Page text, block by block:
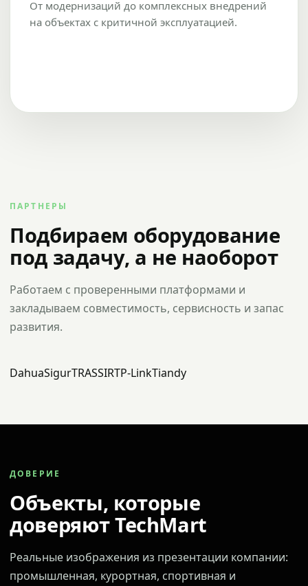
От модернизаций до комплексных внедрений
на объектах с критичной эксплуатацией.
ПАРТНЕРЫ
Подбираем оборудование
под задачу, а не наоборот
Работаем с проверенными платформами и
закладываем совместимость, сервисность и запас
развития.
DahuaSigurTRASSIRTP-LinkTiandy
ДОВЕРИЕ
Объекты, которые
доверяют TechMart
Реальные изображения из презентации компании:
промышленная, курортная, спортивная и